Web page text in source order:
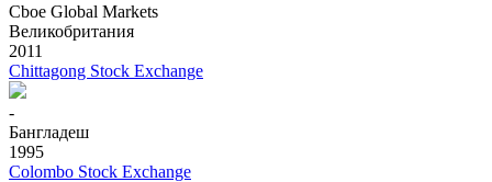
Cboe Global Markets
Великобритания
2011
Chittagong Stock Exchange
-
Бангладеш
1995
Colombo Stock Exchange